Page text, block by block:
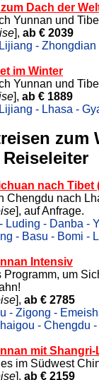
Dach der
Yunnan und
], ab € 2039
-
im Winter
Yunnan und
], ab € 1889
- Lhasa -
zum
nach Tibet
Chengdu nach
], auf Anfrage.
Luding - Danba -
- Basu - Bomi -
Intensiv
Programm, um
], ab € 2785
- Zigong -
- Chengdu
mit Shangri-
im Südwest
], ab € 2159